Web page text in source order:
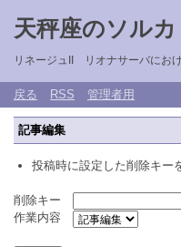
天秤座のソルカ
リネージュII リオナサーバにお
戻る RSS 管理者用
記事編集
投稿時に設定した削除キー
削除キー
作業内容